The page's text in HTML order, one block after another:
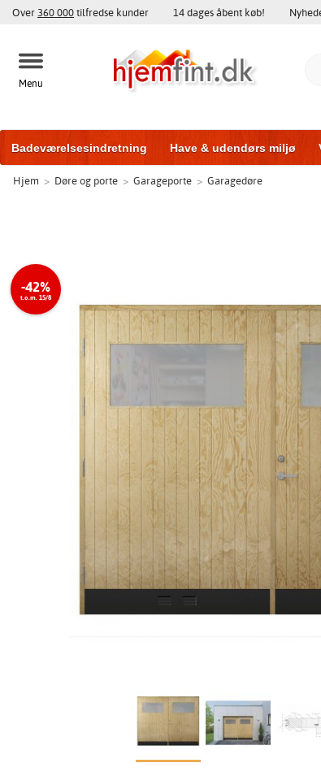
Over 360 000tilfredse kunder 14 dages åbent køb!
Menu
Badeværelsesindretning Have & udendørs miljø
Træningsudstyr Yderdøre Vinduer
Hjem > Døre og porte > Garageporte > Garagedøre
-42%
t.o.m. 15/8